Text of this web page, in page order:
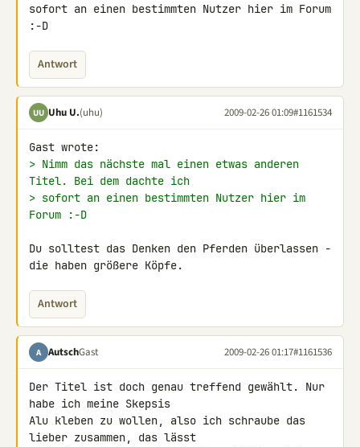
sofort an einen bestimmten Nutzer hier im Forum
:-D
Antwort
UU Uhu U.(uhu) 2009-02-26 01:09#1161534
> Nimm das nächste mal einen etwas anderen
Titel. Bei dem dachte ich
> sofort an einen bestimmten Nutzer hier im
Forum :-D
Du solltest das Denken den Pferden überlassen -
die haben größere Köpfe.
Antwort
A AutschGast 2009-02-26 01:17#1161536
Der Titel ist doch genau treffend gewählt. Nur
habe ich meine Skepsis
Alu kleben zu wollen, also ich schraube das
lieber zusammen, das lässt